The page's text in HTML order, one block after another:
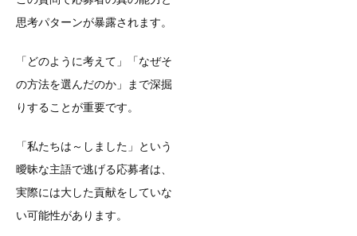
思考パターンが暴露されます。
「どのように考えて」「なぜそ
の方法を選んだのか」まで深掘
りすることが重要です。
「私たちは～しました」という
曖昧な主語で逃げる応募者は、
実際には大した貢献をしていな
い可能性があります。